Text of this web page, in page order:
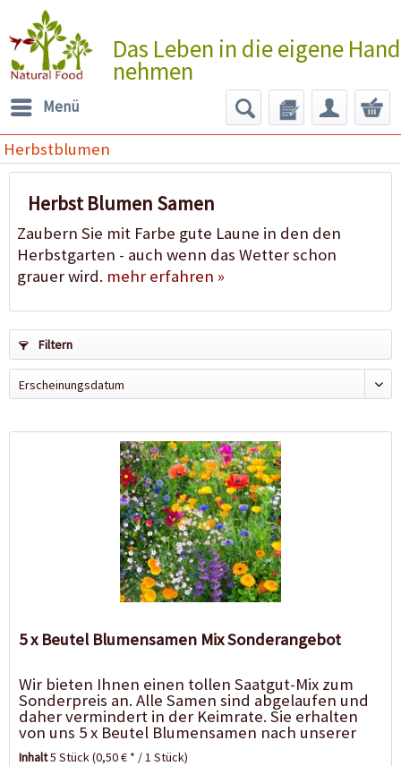
Das Leben in die eigene Hand
nehmen
Menü
Herbstblumen
Herbst Blumen Samen
Zaubern Sie mit Farbe gute Laune in den den
Herbstgarten - auch wenn das Wetter schon
grauer wird. mehr erfahren »
Filtern
5 x Beutel Blumensamen Mix Sonderangebot
Wir bieten Ihnen einen tollen Saatgut-Mix zum
Sonderpreis an. Alle Samen sind abgelaufen und
daher vermindert in der Keimrate. Sie erhalten
von uns 5 x Beutel Blumensamen nach unserer
Wahl und lernen so neue Sorten kennen....
Inhalt5 Stück(0,50 € * / 1 Stück)